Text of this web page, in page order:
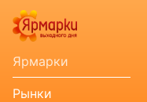
Ярмарки
Рынки